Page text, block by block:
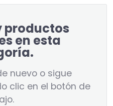
productos
en esta
nuevo o sigue
clic en el botón de